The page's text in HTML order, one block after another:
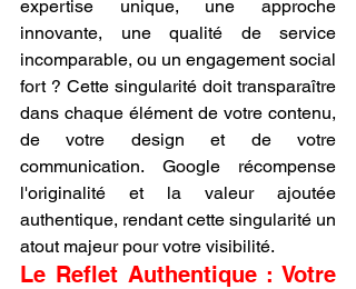
expertise unique, une approche
innovante, une qualité de service
incomparable, ou un engagement social
fort ? Cette singularité doit transparaître
dans chaque élément de votre contenu,
de votre design et de votre
communication. Google récompense
l'originalité et la valeur ajoutée
authentique, rendant cette singularité un
atout majeur pour votre visibilité.
Le Reflet Authentique : Votre